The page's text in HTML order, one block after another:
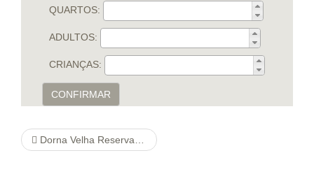
QUARTOS:
ADULTOS:
CRIANÇAS:
CONFIRMAR
Dorna Velha Reserva Tinto